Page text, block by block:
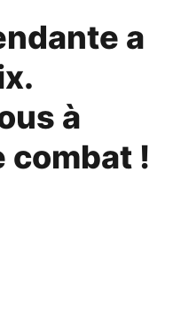
a
à
combat !